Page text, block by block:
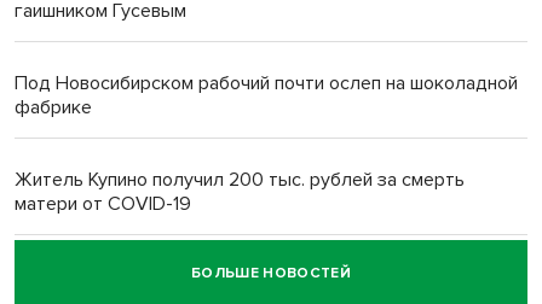
гаишником Гусевым
Под Новосибирском рабочий почти ослеп на шоколадной
фабрике
Житель Купино получил 200 тыс. рублей за смерть
матери от COVID-19
Новосибирский суд наказал водителя за смерть
БОЛЬШЕ НОВОСТЕЙ